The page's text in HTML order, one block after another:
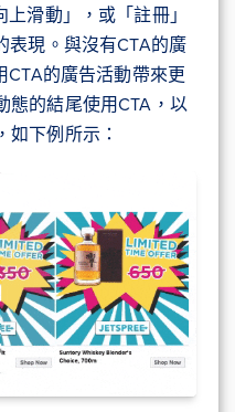
滑動」，或「註冊」
表現。與沒有CTA的廣
CTA的廣告活動帶來更
態的結尾使用CTA，以
下例所示：